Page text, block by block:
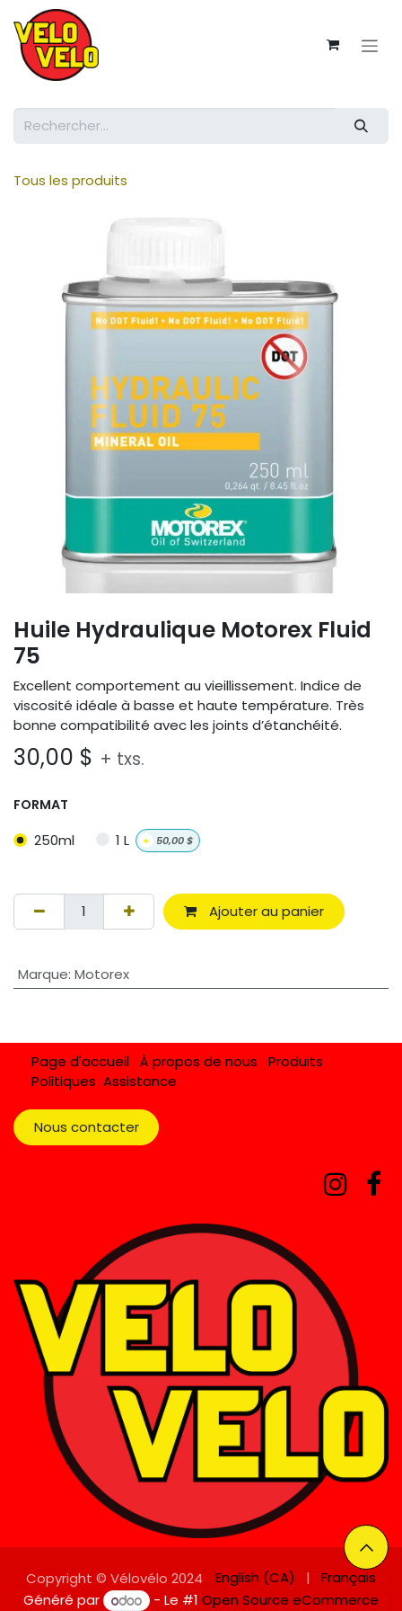
Se rendre au contenu
Tous les produits
Huile Hydraulique Motorex Fluid
75
Excellent comportement au vieillissement. Indice de
viscosité idéale à basse et haute température. Très
bonne compatibilité avec les joints d’étanchéité.
30,00 $ + txs.
FORMAT
250ml 1 L + 50,00$
Ajouter au panier
Marque: Motorex
Page d'accueil À propos de nous
Produits
Politiques Assistance
Nous contacter​​​​​​
Copyright © Vélovélo 2024 English (CA) |
Français
Généré par
- Le #1 Open Source eCommerce